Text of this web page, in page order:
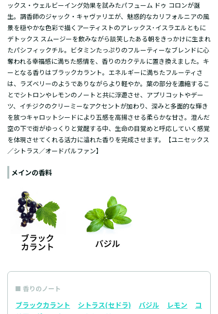
ックス・ウェルビーイング効果を試みたパフューム ドゥ コロンが誕
生。調香師のジャック・キャヴァリエが、魅惑的なカリフォルニアの風
景を穏やかな色彩で描くアーティストのアレックス･イスラエルともに
デトックス スムージーを飲みながら談笑したある朝をきっかけに生まれ
たパシフィックチル。ビタミンたっぷりのフルーティーなブレンドに心
奪われる幸福感に満ちた感情を、香りのカクテルに置き換えました。キ
ーとなる香りはブラックカラント。エネルギーに満ちたフルーティさ
は、ラズベリーのようでありながらより軽やか。葉の部分を濃縮するこ
とでシトロンやレモンのノートと共に浮遊させ、アプリコットやデー
ツ、イチジクのクリーミーなアクセントが加わり、深みと多面的な輝き
を放つキャロットシードにより五感を高揚させる柔らかな甘さ。澄んだ
空の下で街がゆっくりと覚醒する中、生命の目覚めと呼応していく感覚
を体現させてくれる活力に溢れた香りを完成させます。【ユニセックス
／シトラス／オードパルファン】
メインの香料
香りのノート
ブラックカラント シトラス(セドラ) バジル レモン
コ